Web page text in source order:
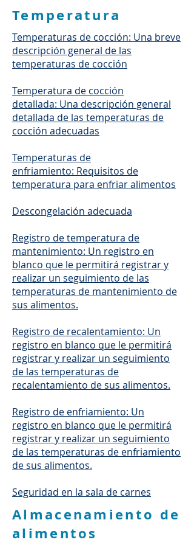
Temperatura
Temperaturas de cocción: Una breve
descripción general de las
temperaturas de cocción
Temperatura de cocción
detallada: Una descripción general
detallada de las temperaturas de
cocción adecuadas
Temperaturas de
enfriamiento: Requisitos de
temperatura para enfriar alimentos
Descongelación adecuada
Registro de temperatura de
mantenimiento: Un registro en
blanco que le permitirá registrar y
realizar un seguimiento de las
temperaturas de mantenimiento de
sus alimentos.
Registro de recalentamiento: Un
registro en blanco que le permitirá
registrar y realizar un seguimiento
de las temperaturas de
recalentamiento de sus alimentos.
Registro de enfriamiento: Un
registro en blanco que le permitirá
registrar y realizar un seguimiento
de las temperaturas de enfriamiento
de sus alimentos.
Seguridad en la sala de carnes
Almacenamiento de
alimentos